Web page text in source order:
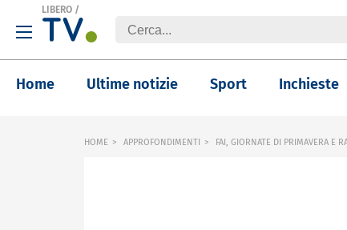
LIBERO /
Home Ultime notizie Sport Inchieste
HOME APPROFONDIMENTI FAI, GIORNATE DI PRIMAVERA E